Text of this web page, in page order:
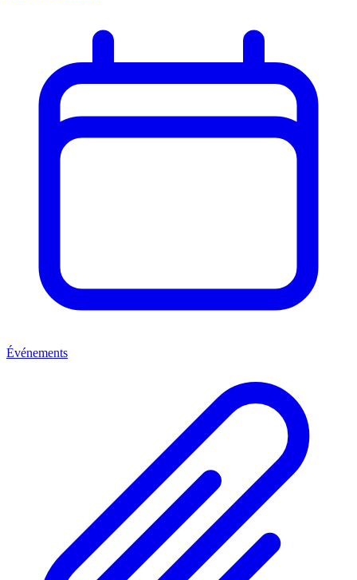
Événements